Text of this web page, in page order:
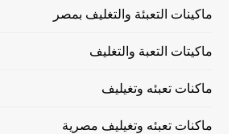
ماكينات التعبئة والتغليف بمصر
ماكيتات التعبة والتغليف
ماكنات تعبئه وتغيليف
ماكنات تعبئه وتغيليف مصرية